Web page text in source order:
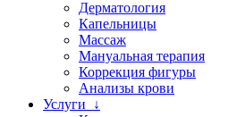
Дерматология
Капельницы
Массаж
Мануальная терапия
Коррекция фигуры
Анализы крови
Услуги ↓